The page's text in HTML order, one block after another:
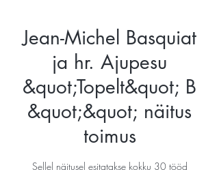
Jean-Michel Basquiat
ja hr. Ajupesu
&quot;Topelt&quot; B
&quot;&quot; näitus
toimus
Sellel näitusel esitatakse kokku 30 tööd